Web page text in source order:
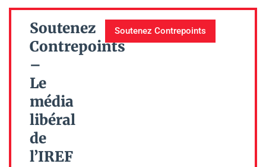
Soutenez
Contrepoints
–
Le
média
libéral
de
l’IREF
Soutenez Contrepoints